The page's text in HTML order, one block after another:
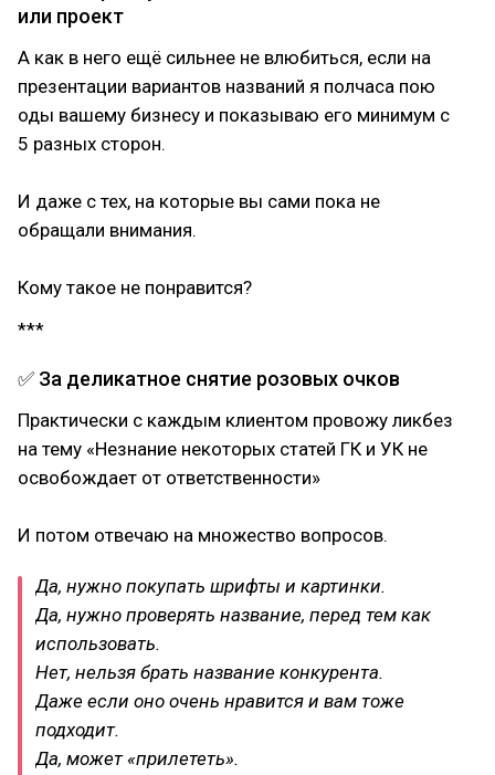
или проект
А как в него ещё сильнее не влюбиться, если на
презентации вариантов названий я полчаса пою
оды вашему бизнесу и показываю его минимум с
5 разных сторон.
И даже с тех, на которые вы сами пока не
обращали внимания.
Кому такое не понравится?
***
✅ За деликатное снятие розовых очков
Практически с каждым клиентом провожу ликбез
на тему «Незнание некоторых статей ГК и УК не
освобождает от ответственности»
И потом отвечаю на множество вопросов.
Да, нужно покупать шрифты и картинки.
Да, нужно проверять название, перед тем как
использовать.
Нет, нельзя брать название конкурента.
Даже если оно очень нравится и вам тоже
подходит.
Да, может «прилететь».